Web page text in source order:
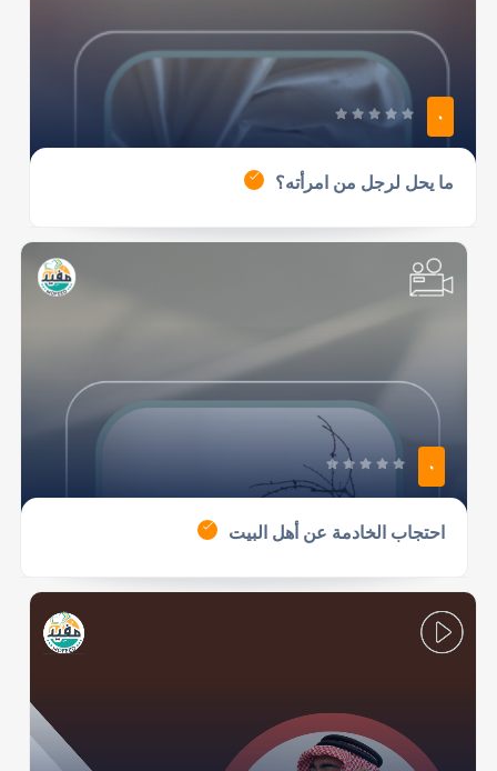
0
ما يحل لرجل من امرأته؟
0
احتجاب الخادمة عن أهل البيت